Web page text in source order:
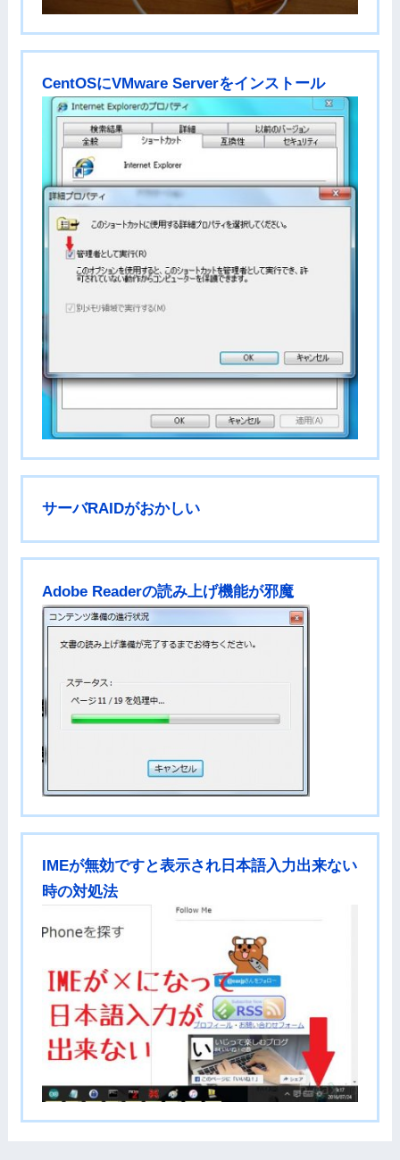
CentOSにVMware Serverをインストール
サーバRAIDがおかしい
Adobe Readerの読み上げ機能が邪魔
IMEが無効ですと表示され日本語入力出来ない
時の対処法